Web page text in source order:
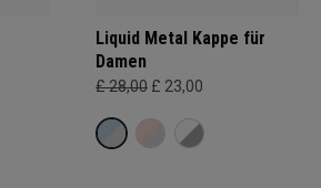
Liquid Metal Kappe für
Damen
£ 28,00 £ 23,00